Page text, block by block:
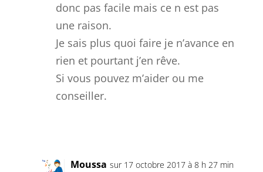
donc pas facile mais ce n est pas
une raison.
Je sais plus quoi faire je n’avance en
rien et pourtant j’en rêve.
Si vous pouvez m’aider ou me
conseiller.
Moussa sur 17 octobre 2017 à 8 h 27 min